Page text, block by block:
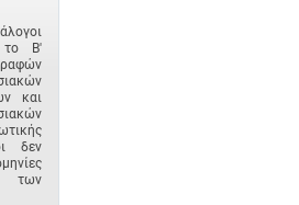
το B'
και
δεν
των